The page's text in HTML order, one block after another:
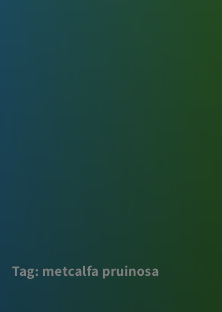
Tag: metcalfa pruinosa